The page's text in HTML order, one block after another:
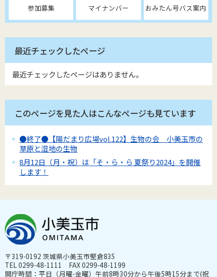
参加募集 マイナンバー おみたん号バス案内
最近チェックしたページ
最近チェックしたページはありません。
このページを見た人はこんなページも見ています
●終了●【陽だまり広場vol.122】生物の会 小美玉市の
草原と湿地の生物
8月12日（月・祝）は「そ・ら・ら 夏祭り2024」を開催
します！
〒319-0192 茨城県小美玉市堅倉835
TEL 0299-48-1111 FAX 0299-48-1199
開庁時間：平日（月曜-金曜）午前8時30分から午後5時15分まで(祝